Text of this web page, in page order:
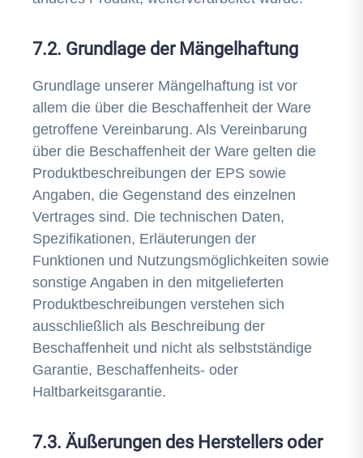
7.2. Grundlage der Mängelhaftung
Grundlage unserer Mängelhaftung ist vor
allem die über die Beschaffenheit der Ware
getroffene Vereinbarung. Als Vereinbarung
über die Beschaffenheit der Ware gelten die
Produktbeschreibungen der EPS sowie
Angaben, die Gegenstand des einzelnen
Vertrages sind. Die technischen Daten,
Spezifikationen, Erläuterungen der
Funktionen und Nutzungsmöglichkeiten sowie
sonstige Angaben in den mitgelieferten
Produktbeschreibungen verstehen sich
ausschließlich als Beschreibung der
Beschaffenheit und nicht als selbstständige
Garantie, Beschaffenheits- oder
Haltbarkeitsgarantie.
7.3. Äußerungen des Herstellers oder